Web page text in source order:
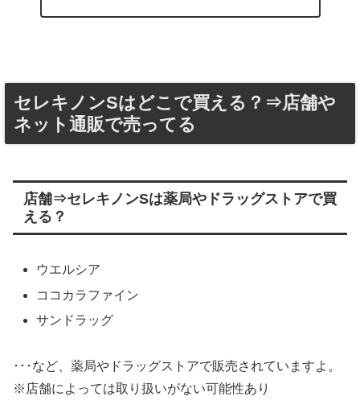
セレキノンSはどこで買える？⇒店舗や
ネット通販で売ってる
店舗⇒セレキノンSは薬局やドラッグストアで買
える？
ウエルシア
ココカラファイン
サンドラッグ
･･･など、薬局やドラッグストアで販売されていますよ。
※店舗によっては取り扱いがない可能性あり